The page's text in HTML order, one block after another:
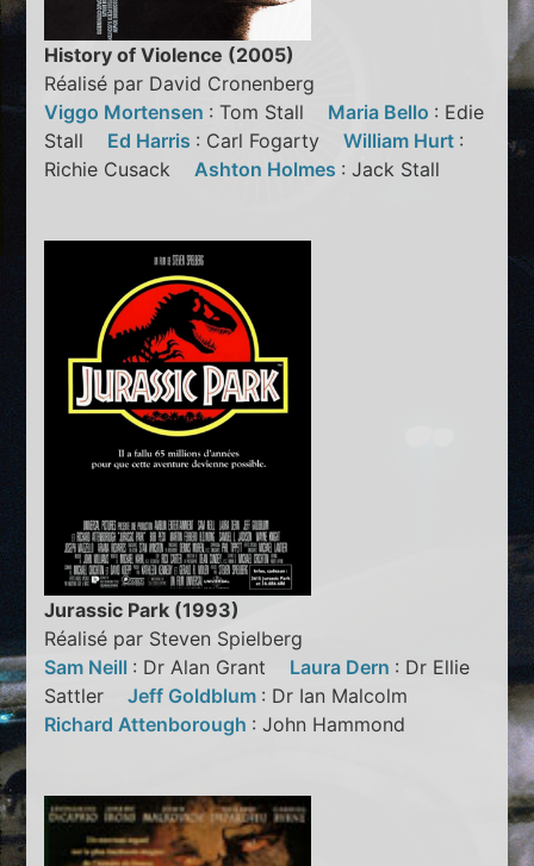
History of Violence (2005)
Réalisé par David Cronenberg
Viggo Mortensen : Tom Stall Maria Bello : Edie
Stall Ed Harris : Carl FogartyWilliam Hurt :
Richie Cusack Ashton Holmes : Jack Stall
Jurassic Park (1993)
Réalisé par Steven Spielberg
Sam Neill : Dr Alan Grant Laura Dern : Dr Ellie
SattlerJeff Goldblum : Dr Ian Malcolm
Richard Attenborough : John Hammond